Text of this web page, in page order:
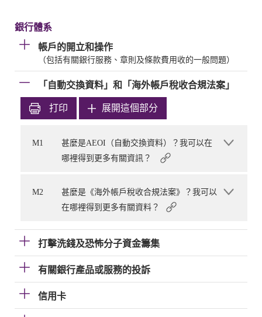
銀行體系
帳戶的開立和操作
（包括有關銀行服務、章則及條款費用收的一般問題）
「自動交換資料」和「海外帳戶稅收合規法案」
打印 展開這個部分
M1
甚麼是AEOI（自動交換資料）？我可以在
哪裡得到更多有關資訊？
M2
甚麼是《海外帳戶稅收合規法案》？我可以
在哪裡得到更多有關資料？
打擊洗錢及恐怖分子資金籌集
有關銀行產品或服務的投訴
信用卡